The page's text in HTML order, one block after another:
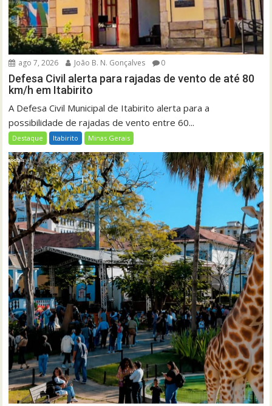
ago 7, 2026 João B. N. Gonçalves 0
Defesa Civil alerta para rajadas de vento de até 80
km/h em Itabirito
A Defesa Civil Municipal de Itabirito alerta para a
possibilidade de rajadas de vento entre 60...
Destaque Itabirito Minas Gerais